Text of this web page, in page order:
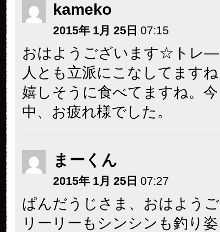
kameko
2015年 1月 25日 07:15
おはようございます☆トレ
人とも立派にこなしてます
嬉しそうに食べてますね。
中、お疲れ様でした。
まーくん
2015年 1月 25日 07:27
ぱんだうじさま、おはよう
リーリーもシンシンも釣り